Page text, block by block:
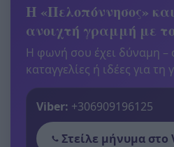
Η «Πελοπόννησος»
ανοιχτή γραμμή με
Η φωνή σου έχει δύναμη –
καταγγελίες ή ιδέες για τη
Viber: +306909196125
Στείλε μήνυμα στο